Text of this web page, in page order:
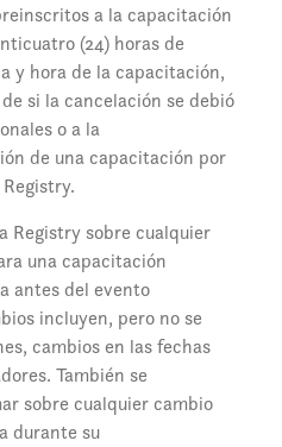
a la capacitación
(24) horas de
y hora de la capacitación,
si la cancelación se debió
o a la
de una capacitación por
Registry sobre cualquier
una capacitación
antes del evento
incluyen, pero no se
cambios en las fechas
También se
sobre cualquier cambio
durante su